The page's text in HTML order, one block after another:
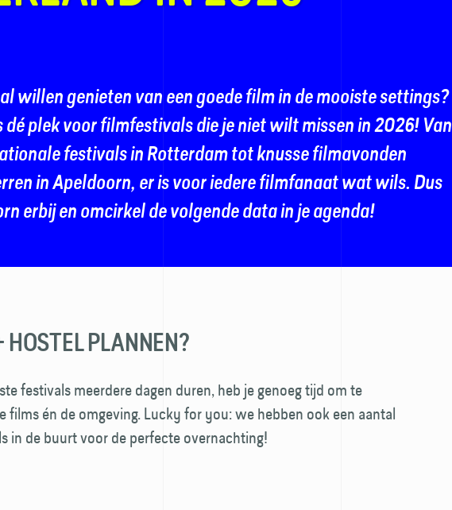
willen genieten van een goede film in de mooiste settings?
dé plek voor filmfestivals die je niet wilt missen in 2026! Van
festivals in Rotterdam tot knusse film­avonden
in Apeldoorn, er is voor iedere film­fanaat wat wils. Dus
erbij en omcirkel de volgende data in je agenda!
HOSTEL PLANNEN?
festivals meerdere dagen duren, heb je genoeg tijd om te
films én de omgeving. Lucky for you: we hebben ook een aantal
in de buurt voor de perfecte overnachting!